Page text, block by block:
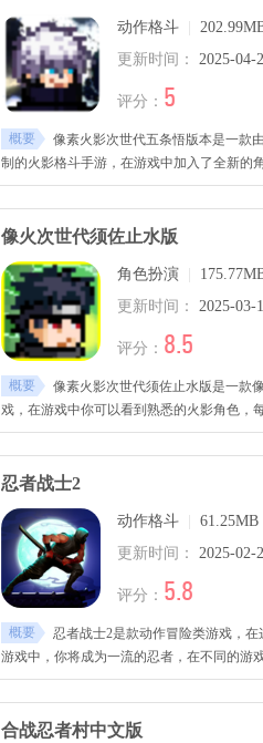
动作格斗
更新时间：
2025-04-
评分： 5
概要
像素火影次世代五条悟版本是一款
制的火影格斗手游，在游戏中加入了全新的
动作和技能，能够实战瞬间移动，在战斗时
像火次世代须佐止水版
角色扮演
更新时间：
2025-03-
评分： 8.5
概要
像素火影次世代须佐止水版是一款
戏，在游戏中你可以看到熟悉的火影角色，
建模和动作，独特让人眼前一亮的招式忍术
忍者战士2
动作格斗
61.25MB
更新时间：
2025-02-
评分： 5.8
概要
忍者战士2是款动作冒险类游戏，在
游戏中，你将成为一流的忍者，在不同的游
的忍者展开决一死战。
合战忍者村中文版